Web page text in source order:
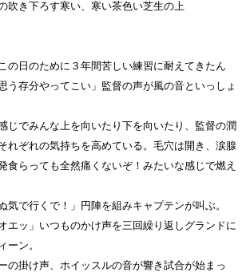
吹き下ろす寒い、寒い茶色い芝生の上
の日のために３年間苦しい練習に耐えてきたん
う存分やってこい」監督の声が風の音といっしょ
じでみんな上を向いたり下を向いたり、監督の潤
れぞれの気持ちを高めている。毛穴は開き、涙腺
食らっても全然痛くないぞ！みたいな感じで燃え
気で行くで！」円陣を組みキャプテンが叫ぶ。
エッ」いつものかけ声を三回繰り返しグランドに
ーン。
の掛け声、ホイッスルの音が響き試合が始まっ